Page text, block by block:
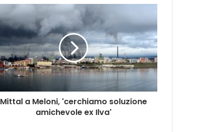
Mittal a Meloni, 'cerchiamo soluzione
amichevole ex Ilva'